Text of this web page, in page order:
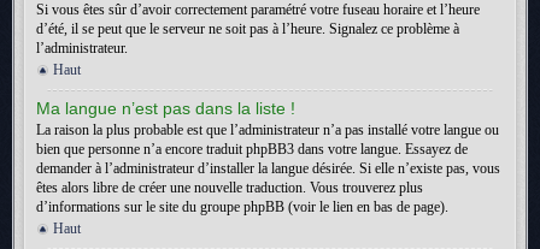
Si vous êtes sûr d’avoir correctement paramétré votre fuseau horaire et l’heure
d’été, il se peut que le serveur ne soit pas à l’heure. Signalez ce problème à
l’administrateur.
Haut
Ma langue n’est pas dans la liste !
La raison la plus probable est que l’administrateur n’a pas installé votre langue ou
bien que personne n’a encore traduit phpBB3 dans votre langue. Essayez de
demander à l’administrateur d’installer la langue désirée. Si elle n’existe pas, vous
êtes alors libre de créer une nouvelle traduction. Vous trouverez plus
d’informations sur le site du groupe phpBB (voir le lien en bas de page).
Haut